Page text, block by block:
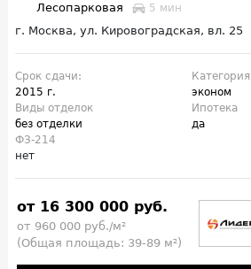
Лесопарковая 5 мин
г. Москва, ул. Кировоградская, вл. 25
Срок сдачи:
2015 г.
эконом
Виды отделок
без отделки
Ипотека
да
ФЗ-214
нет
от 16 300 000 руб.
от 960 000 руб./м²
(Общая площадь: 39-89 м²)